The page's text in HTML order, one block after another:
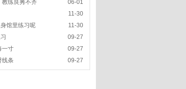
教练良莠不齐
06-01
11-30
馆里练习呢
11-30
09-27
一寸
09-27
线条
09-27